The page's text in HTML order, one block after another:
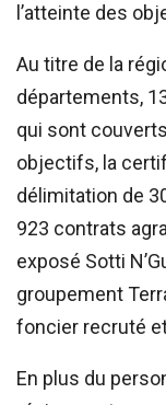
l’atteinte des
Au titre de la
départements,
qui sont
objectifs, la
délimitation de
923 contrats
exposé Sotti
groupement
foncier recruté
En plus du